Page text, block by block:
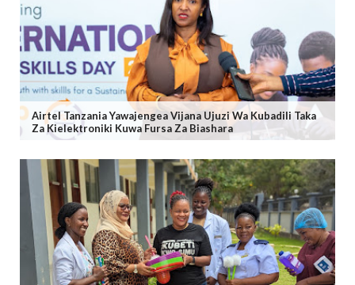
Airtel Tanzania Yawajengea Vijana Ujuzi Wa Kubadili Taka
Za Kielektroniki Kuwa Fursa Za Biashara